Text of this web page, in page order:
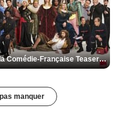
De la Comédie-Française Teaser VF
manquer